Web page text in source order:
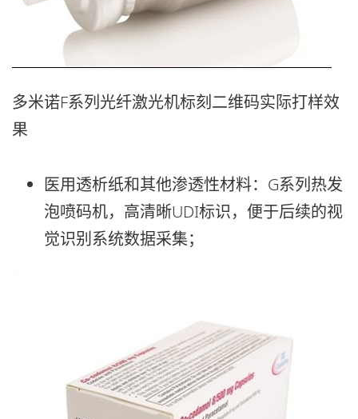
多米诺F系列光纤激光机标刻二维码实际打样效
果
医用透析纸和其他渗透性材料：G系列热发
泡喷码机，高清晰UDI标识，便于后续的视
觉识别系统数据采集；